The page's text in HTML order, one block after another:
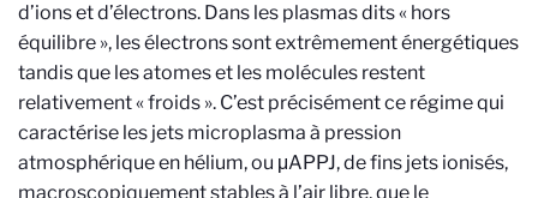
d’ions et d’électrons. Dans les plasmas dits « hors
équilibre », lesélectrons sont extrêmementénergétiques
tandis que les atomes et les molécules restent
relativement«froids ». C’est précisément ce régime qui
caractérise les jets microplasma à pression
atmosphérique en hélium, ou μAPPJ, de fins jets ionisés,
macroscopiquement stablesà l’air libre, que le